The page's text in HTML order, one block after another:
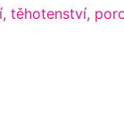
těhotenství,